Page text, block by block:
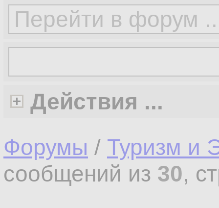
Действия ...
Форумы / Туризм и
сообщений из 30,